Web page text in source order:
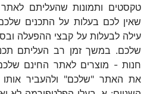
טקסטים ותמונות שהעליתם
שאין לכם בעלות על התכנים
עילה לבעלות על קבצי ההפעלה
שלכם. במשך זמן רב העליתם
חנות - מוצרים לאתר החינם
את האתר "שלכם" ולהעביר אותו